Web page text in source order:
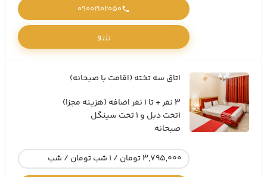
09002102050
رزرو
اتاق سه تخته (اقامت با صبحانه)
3 نفر + تا 1 نفر اضافه (هزینه مجزا)
1تخت دبل و 1 تخت سینگل
صبحانه
3,795,000 تومان / 1 شب تومان / شب